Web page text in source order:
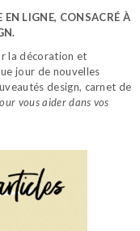
LIGNE, CONSACRÉ À
la décoration et
jour de nouvelles
design, carnet de
vous aider dans vos